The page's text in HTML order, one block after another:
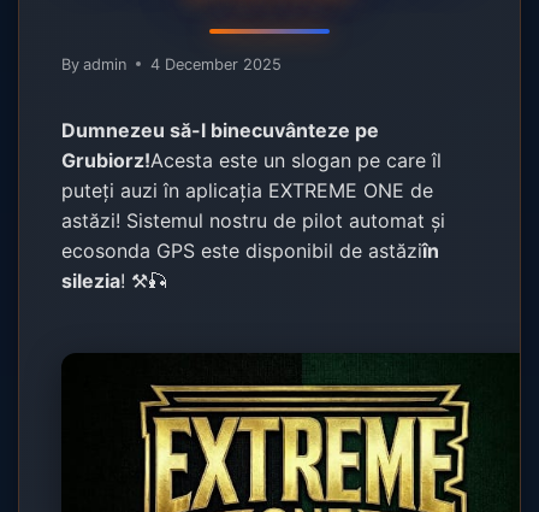
By admin 4 December 2025
Dumnezeu să-l binecuvânteze pe
Grubiorz!Acesta este un slogan pe care îl
puteți auzi în aplicația EXTREME ONE de
astăzi! Sistemul nostru de pilot automat și
ecosonda GPS este disponibil de astăziîn
silezia! ⚒️🎣